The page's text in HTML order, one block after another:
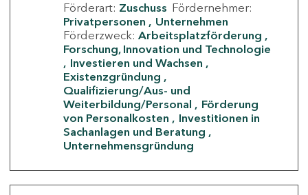
Förderart: Zuschuss Fördernehmer:
Privatpersonen
Unternehmen
Förderzweck: Arbeitsplatzförderung
Forschung, Innovation und Technologie
Investieren und Wachsen
Existenzgründung
Qualifizierung/Aus- und
Weiterbildung/Personal
Förderung
von Personalkosten
Investitionen in
Sachanlagen und Beratung
Unternehmensgründung